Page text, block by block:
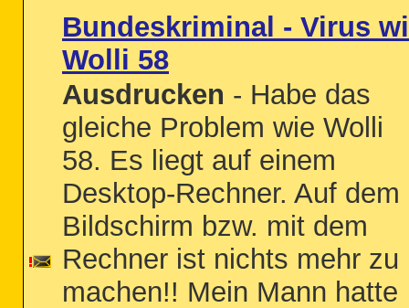
Bundeskriminal - Virus
Wolli 58
Ausdrucken - Habe das
gleiche Problem wie Wolli
58. Es liegt auf einem
Desktop-Rechner. Auf dem
Bildschirm bzw. mit dem
Rechner ist nichts mehr zu
machen!! Mein Mann hatte